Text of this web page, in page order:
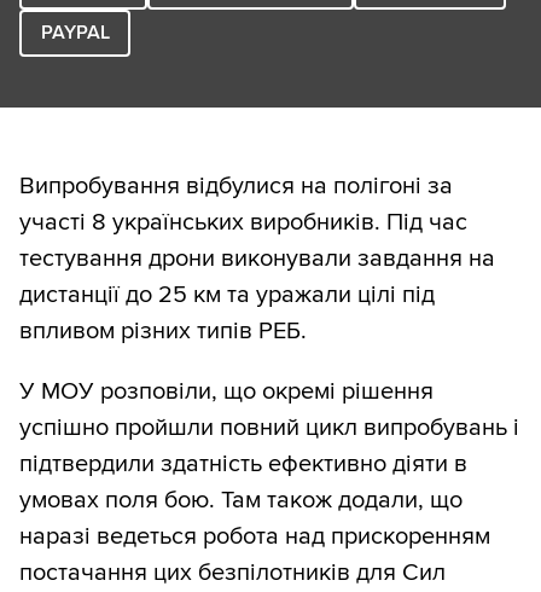
PAYPAL
Випробування відбулися на полігоні за
участі 8 українських виробників. Під час
тестування дрони виконували завдання на
дистанції до 25 км та уражали цілі під
впливом різних типів РЕБ.
У МОУ розповіли, що окремі рішення
успішно пройшли повний цикл випробувань і
підтвердили здатність ефективно діяти в
умовах поля бою. Там також додали, що
наразі ведеться робота над прискоренням
постачання цих безпілотників для Сил